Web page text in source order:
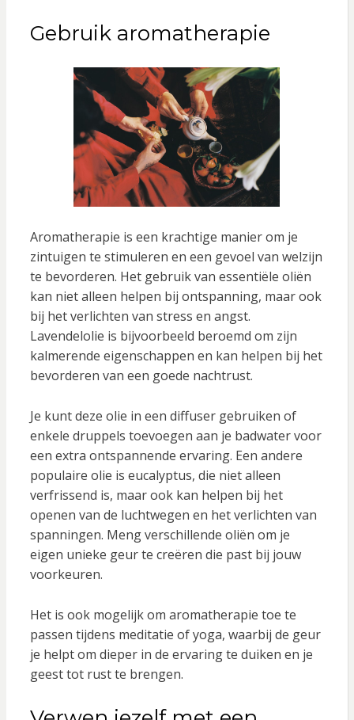
Gebruik aromatherapie
Aromatherapie is een krachtige manier om je
zintuigen te stimuleren en een gevoel van welzijn
te bevorderen. Het gebruik van essentiële oliën
kan niet alleen helpen bij ontspanning, maar ook
bij het verlichten van stress en angst.
Lavendelolie is bijvoorbeeld beroemd om zijn
kalmerende eigenschappen en kan helpen bij het
bevorderen van een goede nachtrust.
Je kunt deze olie in een diffuser gebruiken of
enkele druppels toevoegen aan je badwater voor
een extra ontspannende ervaring. Een andere
populaire olie is eucalyptus, die niet alleen
verfrissend is, maar ook kan helpen bij het
openen van de luchtwegen en het verlichten van
spanningen. Meng verschillende oliën om je
eigen unieke geur te creëren die past bij jouw
voorkeuren.
Het is ook mogelijk om aromatherapie toe te
passen tijdens meditatie of yoga, waarbij de geur
je helpt om dieper in de ervaring te duiken en je
geest tot rust te brengen.